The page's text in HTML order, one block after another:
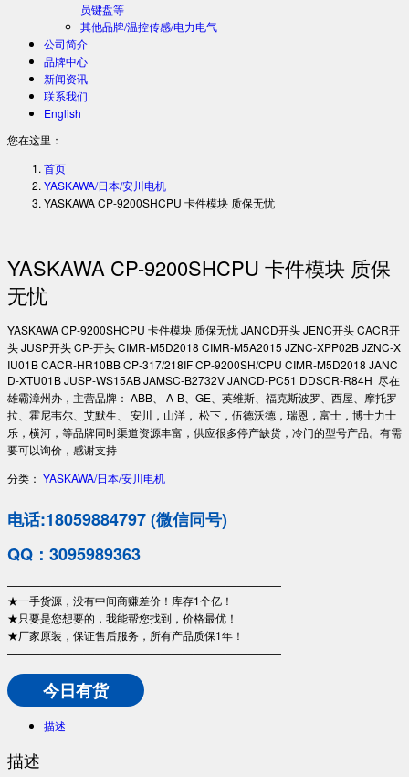
员键盘等
其他品牌/温控传感/电力电气
公司简介
品牌中心
新闻资讯
联系我们
English
您在这里：
首页
YASKAWA/日本/安川电机
YASKAWA CP-9200SHCPU 卡件模块 质保无忧
YASKAWA CP-9200SHCPU 卡件模块 质保
无忧
YASKAWA CP-9200SHCPU 卡件模块 质保无忧 JANCD开头 JENC开头 CACR开
头 JUSP开头 CP-开头 CIMR-M5D2018 CIMR-M5A2015 JZNC-XPP02B JZNC-X
IU01B CACR-HR10BB CP-317/218IF CP-9200SH/CPU CIMR-M5D2018 JANC
D-XTU01B JUSP-WS15AB JAMSC-B2732V JANCD-PC51 DDSCR-R84H 尽在
雄霸漳州办，主营品牌： ABB、 A-B、GE、英维斯、福克斯波罗、西屋、摩托罗
拉、霍尼韦尔、艾默生、 安川，山洋， 松下，伍德沃德，瑞恩，富士，博士力士
乐，横河，等品牌同时渠道资源丰富，供应很多停产缺货，冷门的型号产品。有需
要可以询价，感谢支持
分类： YASKAWA/日本/安川电机
电话:18059884797 (微信同号)
QQ：3095989363
—————————————————————————
★一手货源，没有中间商赚差价！库存1个亿！
★只要是您想要的，我能帮您找到，价格最优！
★厂家原装，保证售后服务，所有产品质保1年！
—————————————————————————
今日有货
描述
描述